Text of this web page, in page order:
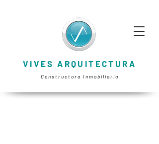
VIVES ARQUITECTURA
Constructora Inmobiliaria